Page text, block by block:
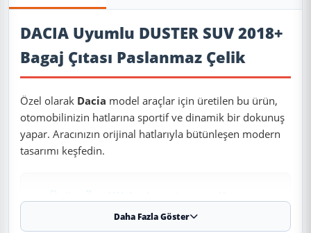
Ürün Açıklaması
DACIA Uyumlu DUSTER SUV 2018+
Bagaj Çıtası Paslanmaz Çelik
Özel olarak Dacia model araçlar için üretilen bu ürün,
otomobilinizin hatlarına sportif ve dinamik bir dokunuş
yapar. Aracınızın orijinal hatlarıyla bütünleşen modern
tasarımı keşfedin.
✨ Ürün Özellikleri ve Avantajları
2018 ve sonrası tüm model yıllarına
Daha Fazla Göster